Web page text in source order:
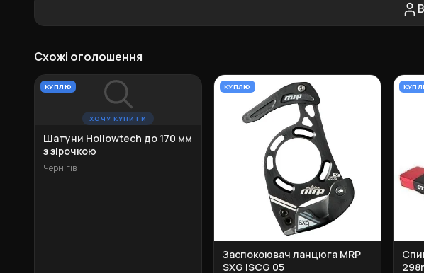
Схожі оголошення
ХОЧУ КУПИТИ
КУПЛЮ
Шатуни Hollowtech до 170 мм
з зірочкою
Чернігів
КУПЛЮ
Заспокоювач ланцюга MRP
SXG ISCG 05